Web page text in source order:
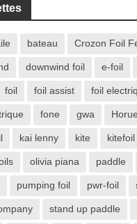
bateau Crozon Foil
downwind foil e-foil
foil foil assist foil
fone gwa Horue
kai lenny kite kitefoil
olivia piana paddle
pumping foil pwr-foil
stand up paddle